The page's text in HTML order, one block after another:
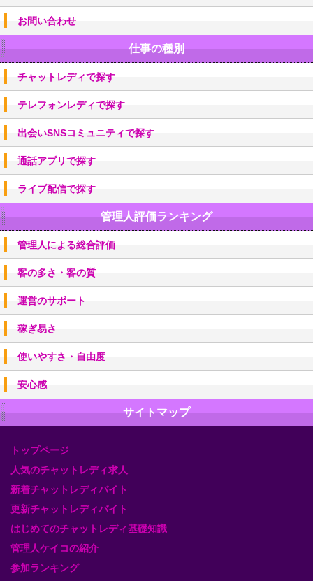
お問い合わせ
仕事の種別
チャットレディで探す
テレフォンレディで探す
出会いSNSコミュニティで探す
通話アプリで探す
ライブ配信で探す
管理人評価ランキング
管理人による総合評価
客の多さ・客の質
運営のサポート
稼ぎ易さ
使いやすさ・自由度
安心感
サイトマップ
トップページ
人気のチャットレディ求人
新着チャットレディバイト
更新チャットレディバイト
はじめてのチャットレディ基礎知識
管理人ケイコの紹介
参加ランキング